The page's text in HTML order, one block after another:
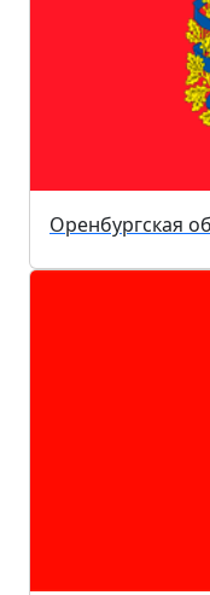
Оренбургская